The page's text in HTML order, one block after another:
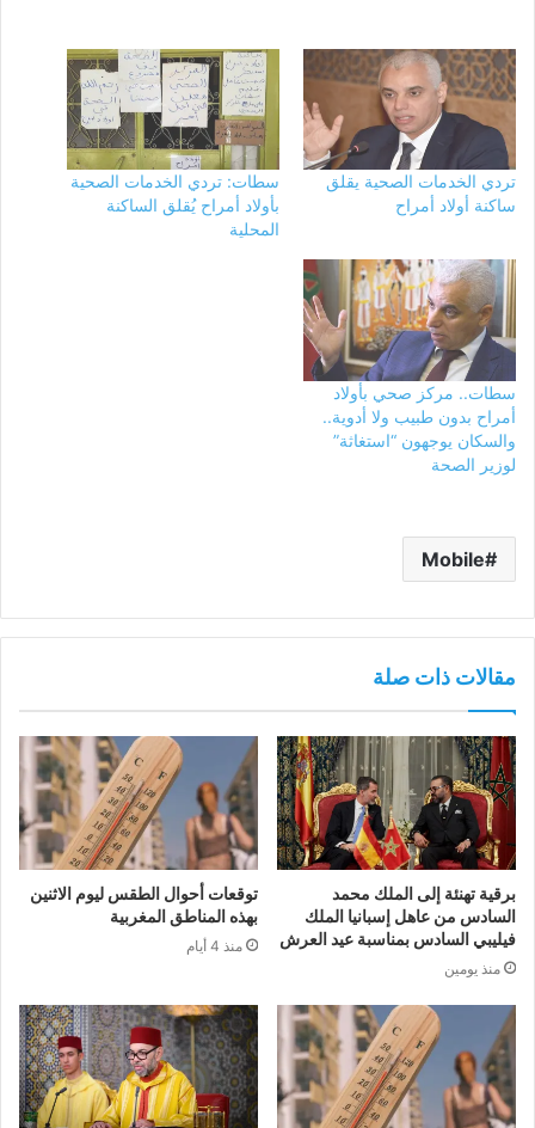
تردي الخدمات الصحية يقلق
ساكنة أولاد أمراح
سطات: تردي الخدمات الصحية
بأولاد أمراح يُقلق الساكنة
المحلية
سطات.. مركز صحي بأولاد
أمراح بدون طبيب ولا أدوية..
والسكان يوجهون “استغاثة”
لوزير الصحة
Mobile
مقالات ذات صلة
برقية تهنئة إلى الملك محمد
السادس من عاهل إسبانيا الملك
فيليبي السادس بمناسبة عيد العرش
منذ يومين
توقعات أحوال الطقس ليوم الاثنين
بهذه المناطق المغربية
منذ 4 أيام